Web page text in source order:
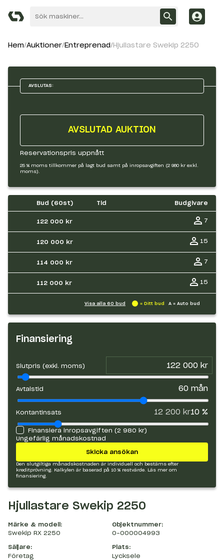
Hem Auktioner Entreprenad Hjullastare Swekip 2250
AVSLUTAS:
AVSLUTAD AUKTION
Reservationspris uppnått
25 % moms tillkommer på lagt bud samt på inropsavgiften (2 980 kr exkl.
moms).
Bud (60st) Tid Budgivare
122 000 kr 7
120 000 kr 15
114 000 kr 7
112 000 kr 15
Visa alla 60 bud = Ditt bud A = Auto bud
Finansiering
Slutpris (exkl. moms)
Avtalstid 60 mån
Kontantinsats 12 200 kr10 %
Finansiera inropsavgiften (2 980 kr)
Ungefärlig månadskostnad
Skicka ansökan
Den slutgiltiga månadskostnaden är individuell och bestäms efter
kreditprövning. Kalkylen är baserad på 10 % restvärde.
Läs mer om
finansiering.
Hjullastare Swekip 2250
Märke & modell:
Swekip RX 2250
Objektnummer:
O-000004993
Säljare:
Företag
Plats:
Lycksele